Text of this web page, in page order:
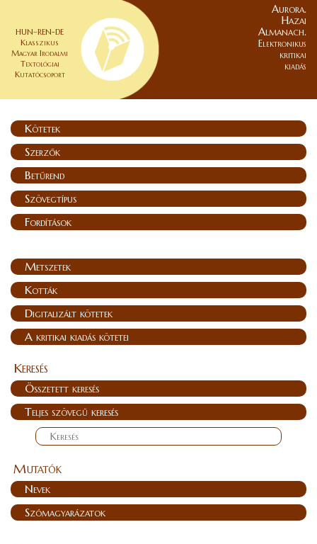
HUN–REN-DE
Klasszikus
Magyar Irodalmi
Textológiai
Kutatócsoport
Aurora.
Hazai
Almanach.
Elektronikus
kritikai
kiadás
Kötetek
Szerzők
Betűrend
Szövegtípus
Fordítások
Metszetek
Kották
Digitalizált kötetek
A kritikai kiadás kötetei
Keresés
Összetett keresés
Teljes szövegű keresés
Mutatók
Nevek
Szómagyarázatok